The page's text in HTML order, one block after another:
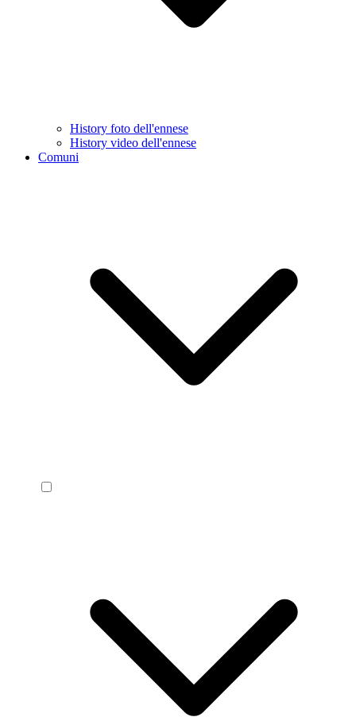
History foto dell'ennese
History video dell'ennese
Comuni